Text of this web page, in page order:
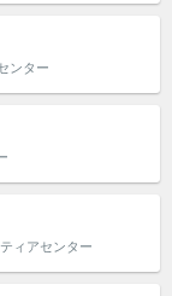
ンター
ィアセンター